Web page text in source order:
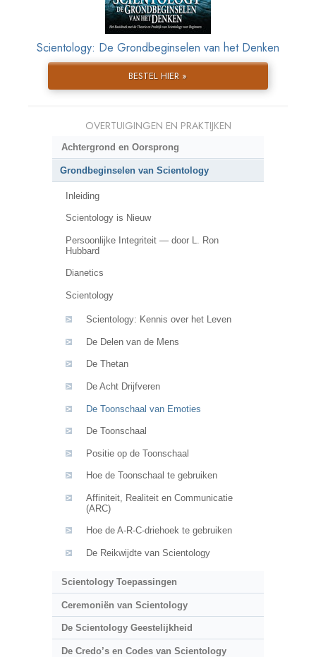
Scientology: De Grondbeginselen van het Denken
BESTEL HIER »
OVERTUIGINGEN EN PRAKTIJKEN
Achtergrond en Oorsprong
Grondbeginselen van Scientology
Inleiding
Scientology is Nieuw
Persoonlijke Integriteit — door L. Ron
Hubbard
Dianetics
Scientology
Scientology: Kennis over het Leven
De Delen van de Mens
De Thetan
De Acht Drijfveren
De Toonschaal van Emoties
De Toonschaal
Positie op de Toonschaal
Hoe de Toonschaal te gebruiken
Affiniteit, Realiteit en Communicatie
(ARC)
Hoe de A-R-C-driehoek te gebruiken
De Reikwijdte van Scientology
Scientology Toepassingen
Ceremoniën van Scientology
De Scientology Geestelijkheid
De Credo’s en Codes van Scientology